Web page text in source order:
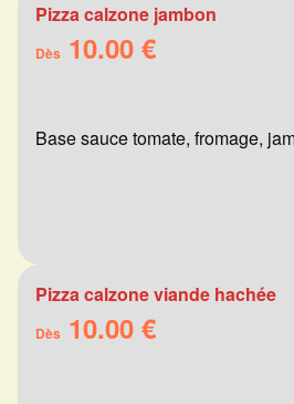
Pizza calzone jambon
Dès 10.00 €
Base sauce tomate, fromage,
Pizza calzone viande hachée
Dès 10.00 €